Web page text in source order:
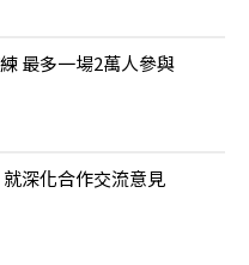
最多一場2萬人參與
深化合作交流意見